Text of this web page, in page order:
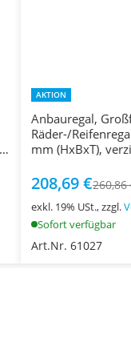
AKTION
Anbauregal,
Räder-/
mm (HxBxT),
208,69 €260,86
exkl. 19% USt., zzgl.
Sofort verfügbar
Art.Nr. 61027